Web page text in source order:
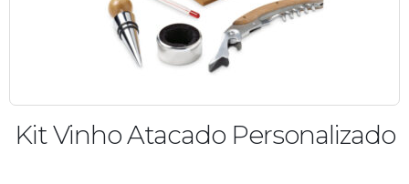
Kit Vinho Atacado Personalizado